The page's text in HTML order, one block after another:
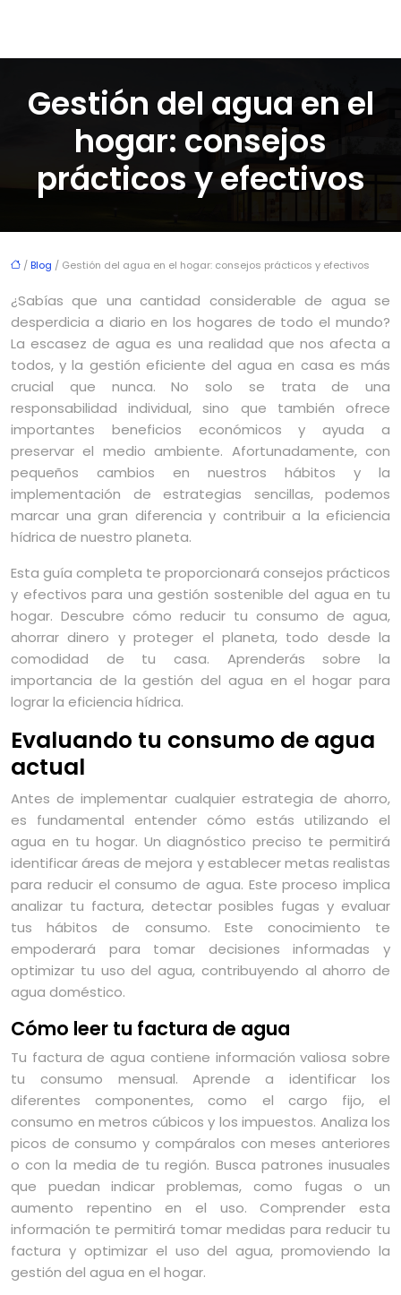
Gestión del agua en el
hogar: consejos
prácticos y efectivos
/ Blog / Gestión del agua en el hogar: consejos prácticos y efectivos
¿Sabías que una cantidad considerable de agua se
desperdicia a diario en los hogares de todo el mundo?
La escasez de agua es una realidad que nos afecta a
todos, y la gestión eficiente del agua en casa es más
crucial que nunca. No solo se trata de una
responsabilidad individual, sino que también ofrece
importantes beneficios económicos y ayuda a
preservar el medio ambiente. Afortunadamente, con
pequeños cambios en nuestros hábitos y la
implementación de estrategias sencillas, podemos
marcar una gran diferencia y contribuir a la eficiencia
hídrica de nuestro planeta.
Esta guía completa te proporcionará consejos prácticos
y efectivos para una gestión sostenible del agua en tu
hogar. Descubre cómo reducir tu consumo de agua,
ahorrar dinero y proteger el planeta, todo desde la
comodidad de tu casa. Aprenderás sobre la
importancia de la gestión del agua en el hogar para
lograr la eficiencia hídrica.
Evaluando tu consumo de agua
actual
Antes de implementar cualquier estrategia de ahorro,
es fundamental entender cómo estás utilizando el
agua en tu hogar. Un diagnóstico preciso te permitirá
identificar áreas de mejora y establecer metas realistas
para reducir el consumo de agua. Este proceso implica
analizar tu factura, detectar posibles fugas y evaluar
tus hábitos de consumo. Este conocimiento te
empoderará para tomar decisiones informadas y
optimizar tu uso del agua, contribuyendo al ahorro de
agua doméstico.
Cómo leer tu factura de agua
Tu factura de agua contiene información valiosa sobre
tu consumo mensual. Aprende a identificar los
diferentes componentes, como el cargo fijo, el
consumo en metros cúbicos y los impuestos. Analiza los
picos de consumo y compáralos con meses anteriores
o con la media de tu región. Busca patrones inusuales
que puedan indicar problemas, como fugas o un
aumento repentino en el uso. Comprender esta
información te permitirá tomar medidas para reducir tu
factura y optimizar el uso del agua, promoviendo la
gestión del agua en el hogar.